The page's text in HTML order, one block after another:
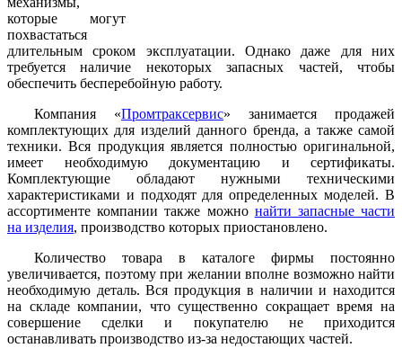
которые могут
похвастаться
длительным сроком эксплуатации. Однако даже для них
требуется наличие некоторых запасных частей, чтобы
обеспечить бесперебойную работу.
Компания «Промтраксервис» занимается продажей
комплектующих для изделий данного бренда, а также самой
техники. Вся продукция является полностью оригинальной,
имеет необходимую документацию и сертификаты.
Комплектующие обладают нужными техническими
характеристиками и подходят для определенных моделей. В
ассортименте компании также можно найти запасные части
на изделия, производство которых приостановлено.
Количество товара в каталоге фирмы постоянно
увеличивается, поэтому при желании вполне возможно найти
необходимую деталь. Вся продукция в наличии и находится
на складе компании, что существенно сокращает время на
совершение сделки и покупателю не приходится
останавливать производство из-за недостающих частей.